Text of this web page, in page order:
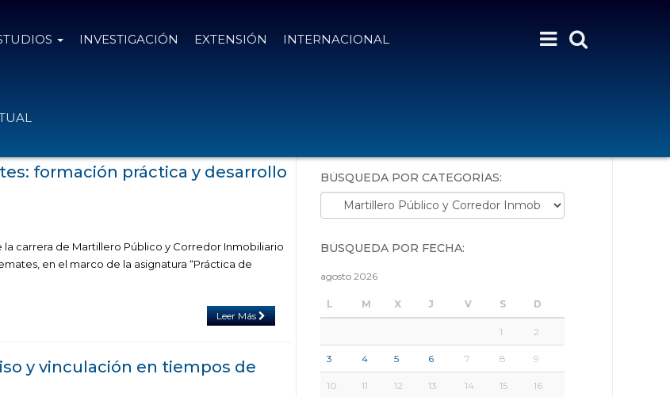
INVESTIGACIÓN EXTENSIÓN INTERNACIONAL
formación práctica y desarrollo
carrera de Martillero Público y Corredor Inmobiliario
en el marco de la asignatura “Práctica de
Leer Más
y vinculación en tiempos de
BÚSQUEDA POR CATEGORÍAS:
Búsqueda por categorías:
BÚSQUEDA POR FECHA:
agosto 2026
L M X J V S D
1 2
3 4 5 6 7 8 9
10 11 12 13 14 15 16